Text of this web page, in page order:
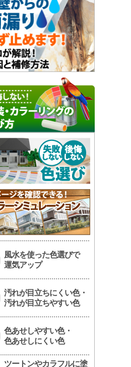
風水を使った色選びで
運気アップ
汚れが目立ちにくい色・
汚れが目立ちやすい色
色あせしやすい色・
色あせしにくい色
ツートンやカラフルに塗